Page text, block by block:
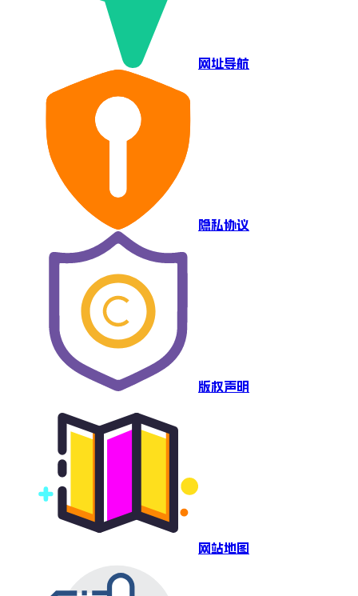
网址导航
隐私协议
版权声明
网站地图